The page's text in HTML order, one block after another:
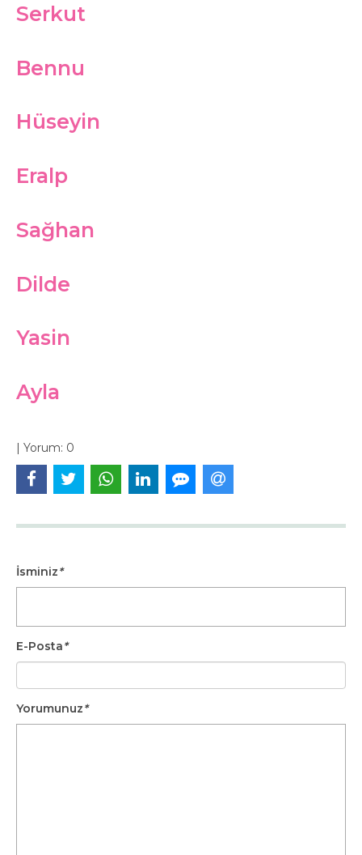
Serkut
Bennu
Hüseyin
Eralp
Sağhan
Dilde
Yasin
Ayla
| Yorum: 0
İsminiz*
E-Posta*
Yorumunuz*